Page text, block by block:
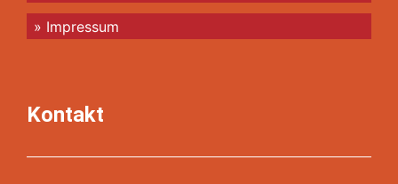
Impressum
Kontakt